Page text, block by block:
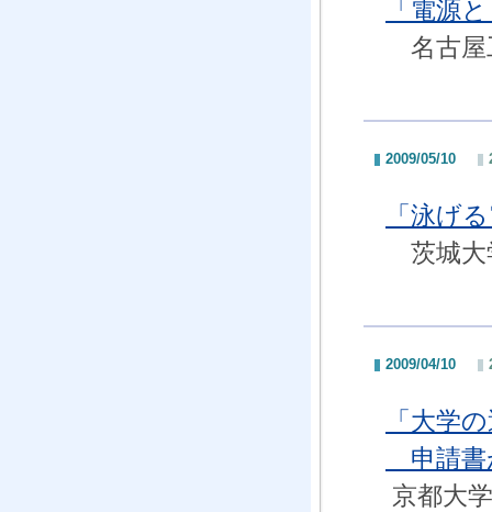
「電源
名古屋
2009/05/10
「泳げ
茨城大
2009/04/10
「大学
申請書
京都大